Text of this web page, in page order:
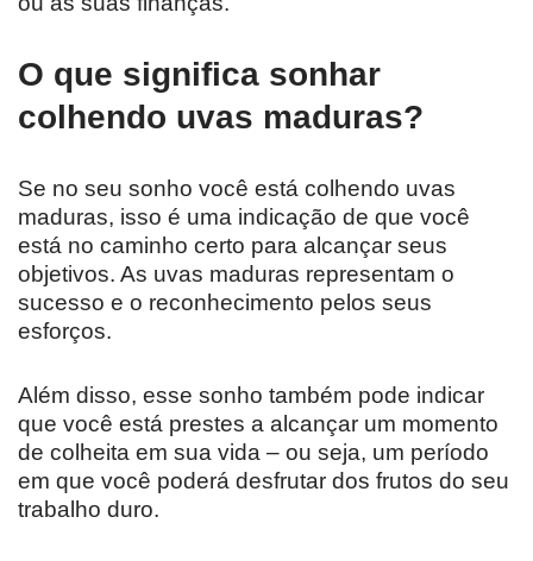
O que significa sonhar
colhendo uvas maduras?
Se no seu sonho você está colhendo uvas
maduras, isso é uma indicação de que você
está no caminho certo para alcançar seus
objetivos. As uvas maduras representam o
sucesso e o reconhecimento pelos seus
esforços.
Além disso, esse sonho também pode indicar
que você está prestes a alcançar um momento
de colheita em sua vida – ou seja, um período
em que você poderá desfrutar dos frutos do seu
trabalho duro.